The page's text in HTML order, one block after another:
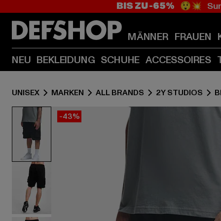
BIS ZU -65% 😲💥
MÄNNER FRAUEN
NEU BEKLEIDUNG SCHUHE ACCESSOIRES
UNISEX MARKEN ALL BRANDS 2Y STUDIOS
-43%